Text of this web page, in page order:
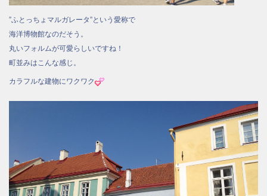
”ふとっちょマルガレータ”という愛称で
海洋博物館なのだそう。
丸いフォルムが可愛らしいですね！
町並みはこんな感じ。
カラフルな建物にワクワク